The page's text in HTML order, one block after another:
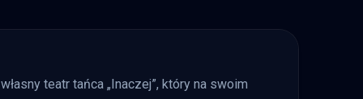
teatr tańca „Inaczej”, który na swoim